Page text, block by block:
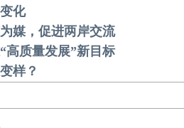
化
媒，促进两岸交流
高质量发展”新目标
样？